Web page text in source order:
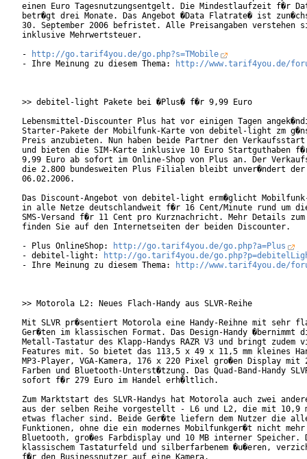
einen Euro Tagesnutzungsentgelt. Die Mindestlaufzeit f�r
betr�gt drei Monate. Das Angebot �Data Flatrate� ist
30. September 2006 befristet. Alle Preisangaben verstehen
inklusive Mehrwertsteuer.
-
http://go.tarif4you.de/go.php?s=TMobile
- Ihre Meinung zu diesem Thema:
http://www.tarif4you.de/
>> debitel-light Pakete bei �Plus� f�r 9,99 Euro
Lebensmittel-Discounter Plus hat vor einigen Tagen
Starter-Pakete der Mobilfunk-Karte von debitel-light zm
Preis anzubieten. Nun haben beide Partner den Verkaufsstart
und bieten die SIM-Karte inklusive 10 Euro Startguthaben
9,99 Euro ab sofort im Online-Shop von Plus an. Der
die 2.800 bundesweiten Plus Filialen bleibt unver�ndert der
06.02.2006.
Das Discount-Angebot von debitel-light erm�glicht Mobilfunk-
in alle Netze deutschlandweit f�r 16 Cent/Minute rund um
SMS-Versand f�r 11 Cent pro Kurznachricht. Mehr Details
finden Sie auf den Internetseiten der beiden Discounter.
- Plus OnlineShop:
http://go.tarif4you.de/go.php?a=Plus
- debitel-light:
http://go.tarif4you.de/
- Ihre Meinung zu diesem Thema:
http://www.tarif4you.de/
>> Motorola L2: Neues Flach-Handy aus SLVR-Reihe
Mit SLVR pr�sentiert Motorola eine Handy-Reihne mit sehr
Ger�ten im klassischen Format. Das Design-Handy �bernimmt
Metall-Tastatur des Klapp-Handys RAZR V3 und bringt zudem
Features mit. So bietet das 113,5 x 49 x 11,5 mm kleines
MP3-Player, VGA-Kamera, 176 x 220 Pixel gro�en Display mit
Farben und Bluetooth-Unterst�tzung. Das Quad-Band-Handy
sofort f�r 279 Euro im Handel erh�ltlich.
Zum Marktstart des SLVR-Handys hat Motorola auch zwei
aus der selben Reihe vorgestellt - L6 und L2, die mit 10,9
etwas flacher sind. Beide Ger�te liefern dem Nutzer die
Funktionen, ohne die ein modernes Mobilfunkger�t nicht mehr
Bluetooth, gro�es Farbdisplay und 10 MB interner Speicher.
klassischem Tastaturfeld und silberfarbenem �u�eren,
f�r den Businessnutzer auf eine Kamera.